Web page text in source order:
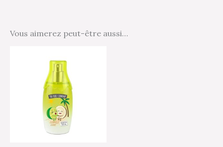
Vous aimerez peut-être aussi…